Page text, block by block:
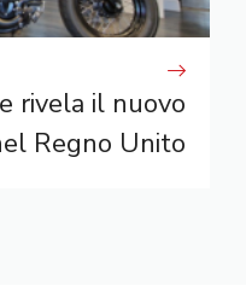
rivela il nuovo
Regno Unito